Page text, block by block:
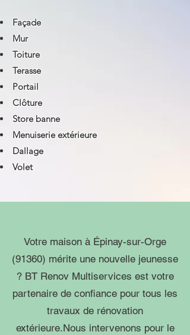
Façade
Mur
Toiture
Terasse
Portail
Clôture
Store banne
Menuiserie extérieure
Dallage
Volet
Votre maison à Épinay-sur-Orge
(91360) mérite une nouvelle jeunesse
? BT Renov Multiservices est votre
partenaire de confiance pour tous les
travaux de rénovation
extérieure.Nous intervenons pour le